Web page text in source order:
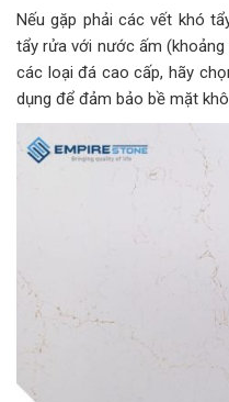
Nếu gặp phải các vết khó
tẩy rửa với nước ấm
các loại đá cao cấp, hãy
dụng để đảm bảo bề mặt